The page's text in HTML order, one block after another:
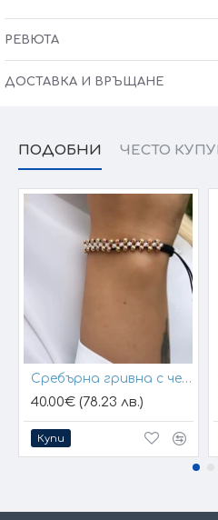
Защото всичко хубаво е с
РЕВЮТА
ДОСТАВКА И ВРЪЩАНЕ
ПОДОБНИ ЧЕСТО
Сребърна гривна с черен конец и позлатени топчета
40.00€ (78.23 лв.)
Купи